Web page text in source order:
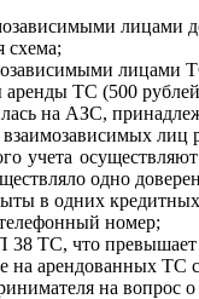
лицами
схема;
ТС (500
на АЗС,
лиц
учета
одно
в одних
номер;
38 ТС, что
на арендованных ТС
на вопрос